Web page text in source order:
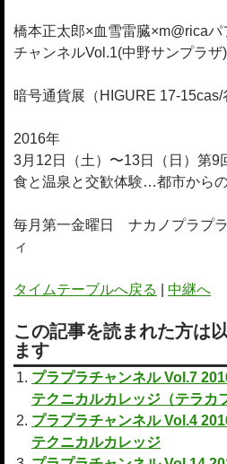
橋本正太郎×血雪雷臓×m@rica
チャンネルVol.1(中野サンプラザ)
暗号通貨展（HIGURE 17-15cas/
2016年
3月12日（土）〜13日（日）第9
食と温泉と交歓体験…都市から
毎月第一金曜日 ナカノプラプ
ィ
タイムテーブルへ戻る 中継へ
この記事を読まれた方は
ます
プラプラチャンネル Vol.7
テクニカルカレッジ（テラカ
プラプラチャンネル Vol.4
テクニカルカレッジ